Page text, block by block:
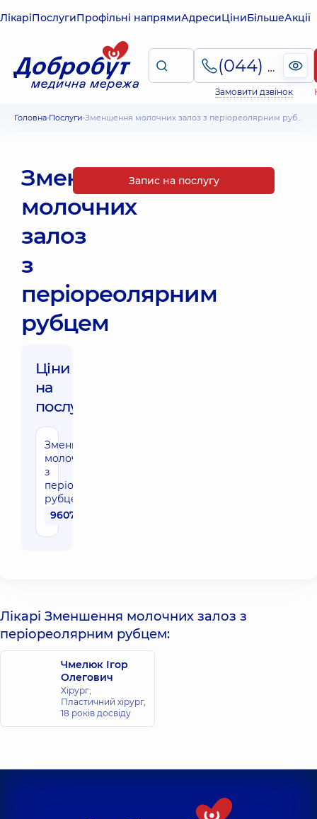
ЛікаріПослугиПрофільні напрямиАдресиЦіниБільшеАкції
(044) 495-2-888
Замовити дзвінок
Головна Послуги Зменшення молочних залоз з періореолярним рубцем
Зменшення
молочних
залоз
з
періореолярним
рубцем
Ціни
на
послуги:
Зменшення
молочних залоз
з
періореолярним
рубцем
96070 грн
Запис на послугу
Лікарі Зменшення молочних залоз з
періореолярним рубцем:
Чмелюк Ігор
Олегович
Хірург;
Пластичний хірург,
18 років досвіду